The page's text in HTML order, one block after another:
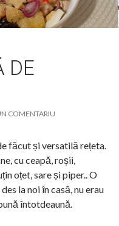
DE
COMENTARIU
făcut și versatilă rețeta.
cu ceapă, roșii,
oțet, sare și piper.. O
la noi în casă, nu erau
întotdeaună.